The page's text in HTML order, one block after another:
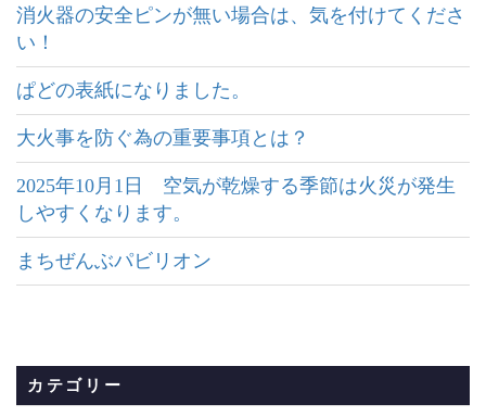
消火器の安全ピンが無い場合は、気を付けてくださ
い！
ぱどの表紙になりました。
大火事を防ぐ為の重要事項とは？
2025年10月1日 空気が乾燥する季節は火災が発生
しやすくなります。
まちぜんぶパビリオン
カテゴリー